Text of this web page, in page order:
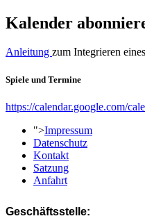
Kalender
Anleitung zum Integrieren
Spiele und Termine
https://calendar.google.com/
">Impressum
Datenschutz
Kontakt
Satzung
Anfahrt
Geschäftsstelle: